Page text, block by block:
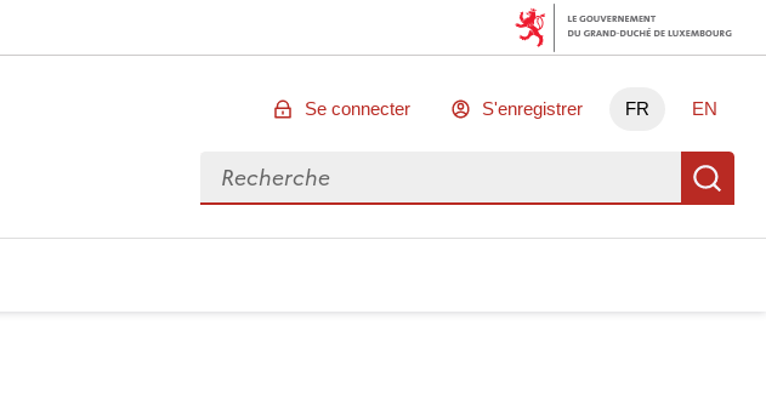
Se connecter S'enregistrer FR EN
Rechercher des données